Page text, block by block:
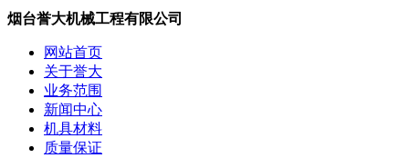
烟台誉大机械工程有限公司
网站首页
关于誉大
业务范围
新闻中心
机具材料
质量保证